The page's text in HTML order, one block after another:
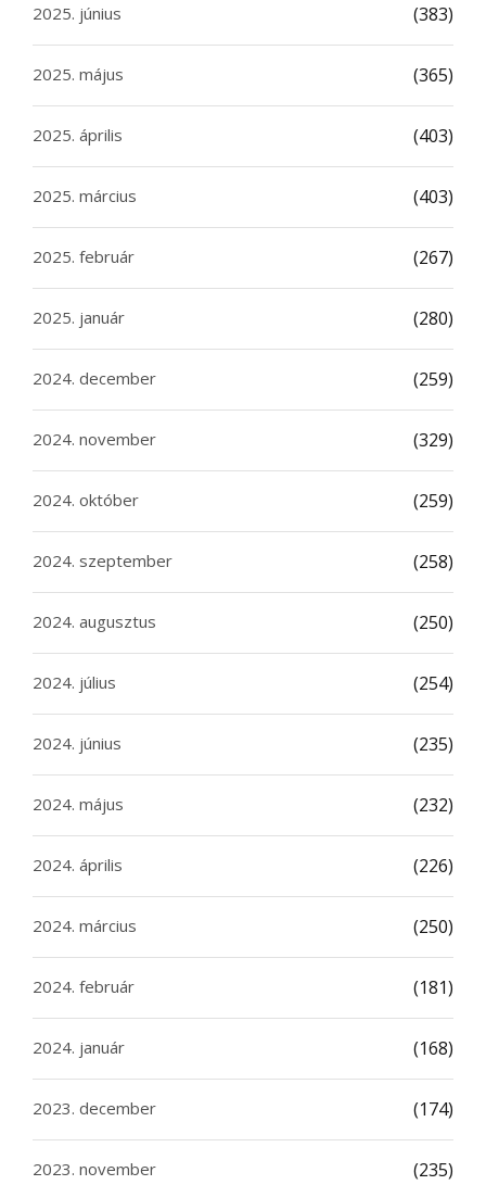
2025. június (383)
2025. május (365)
2025. április (403)
2025. március (403)
2025. február (267)
2025. január (280)
2024. december (259)
2024. november (329)
2024. október (259)
2024. szeptember (258)
2024. augusztus (250)
2024. július (254)
2024. június (235)
2024. május (232)
2024. április (226)
2024. március (250)
2024. február (181)
2024. január (168)
2023. december (174)
2023. november (235)